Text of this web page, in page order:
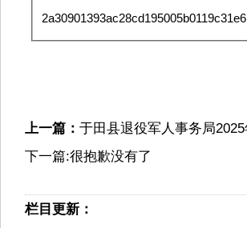
上一篇： 于田县退役军人事务局
下一篇:很抱歉没有了
栏目更新：